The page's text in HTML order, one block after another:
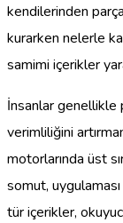
kendilerinden
kurarken nelerle
samimi içerikler
İnsanlar genellikle
verimliliğini
motorlarında üst
somut,
tür içerikler,